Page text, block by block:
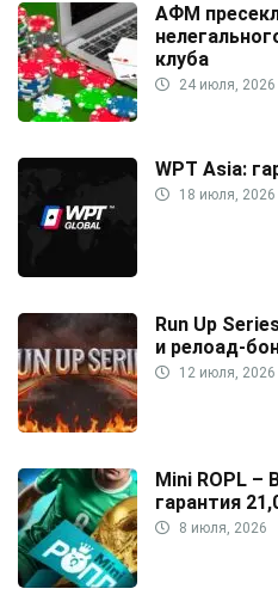
АФМ
клуба
24 июля, 2026
WPT Asia:
18 июля, 2026
Run Up
и релоад-
12 июля, 2026
Mini ROPL –
гарантия
8 июля, 2026